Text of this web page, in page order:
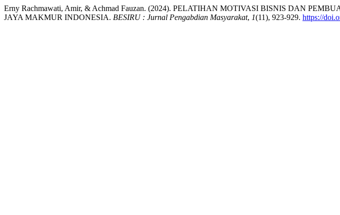
Erny Rachmawati, Amir, & Achmad Fauzan. (2024). PELATIHAN MOTIVASI BISNIS DAN
JAYA MAKMUR INDONESIA. BESIRU : Jurnal Pengabdian Masyarakat, 1(11), 923-929. https://